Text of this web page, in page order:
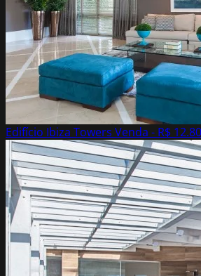
Edifício Ibiza Towers Venda - R$